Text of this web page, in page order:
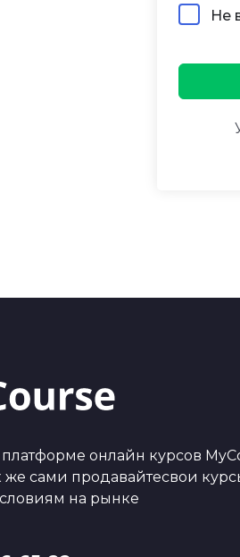
Не
онлайн курсов
же сами продавайтесвои
на рынке